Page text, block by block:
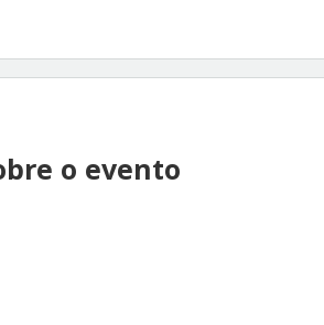
o evento